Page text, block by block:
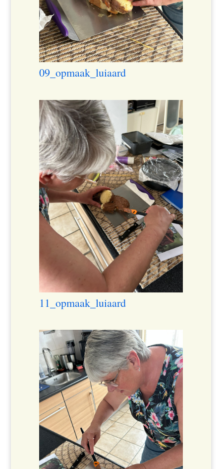
09_opmaak_luiaard
11_opmaak_luiaard